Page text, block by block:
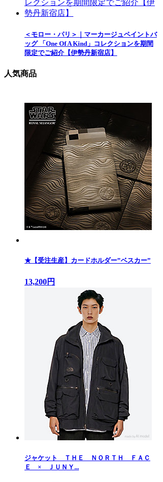
＜モロー・パリ＞｜マーカージュペイントバ
ッグ 「One Of A Kind」コレクションを期間
限定でご紹介【伊勢丹新宿店】
人気商品
★【受注生産】カードホルダー”ベスカー”
13,200円
ジャケット ＴＨＥ ＮＯＲＴＨ ＦＡＣ
Ｅ × ＪＵＮＹ...